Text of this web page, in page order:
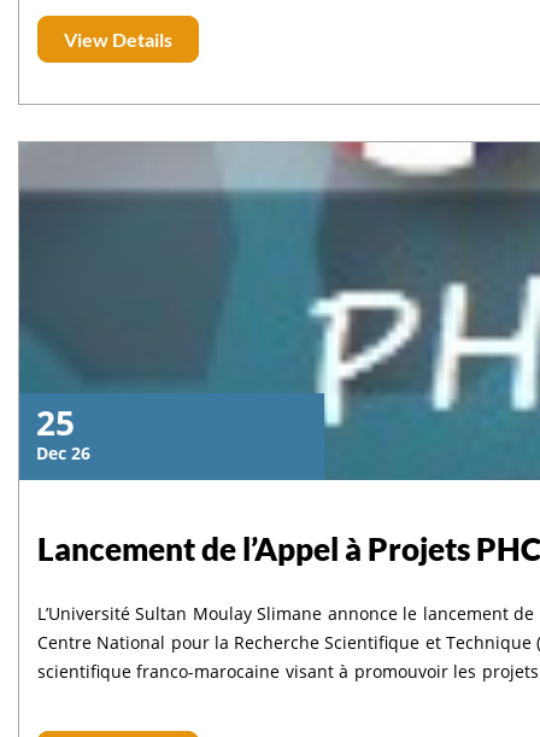
عدد المشاريع المنتقاة للتمويل، وهي مشاريع يقودها أساتذة باحثون من مختلف هياكل البحث بالجامعة. وعلى الصعيد الوطني، حقق المغرب،
View Details
25
Dec 26
Lancement de l’Appel à Projets
L’Université Sultan Moulay Slimane annonce le lancement
Centre National pour la Recherche Scientifique et Technique
scientifique franco-marocaine visant à promouvoir les
Date limite de soumission électronique : 17 février 2026 à